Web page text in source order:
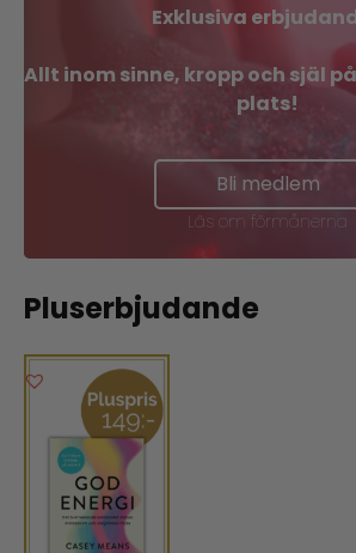
Exklusiva
Allt inom sinne, kropp och själ
plats!
Bli medlem
Läs om förmånerna
Pluserbjudande